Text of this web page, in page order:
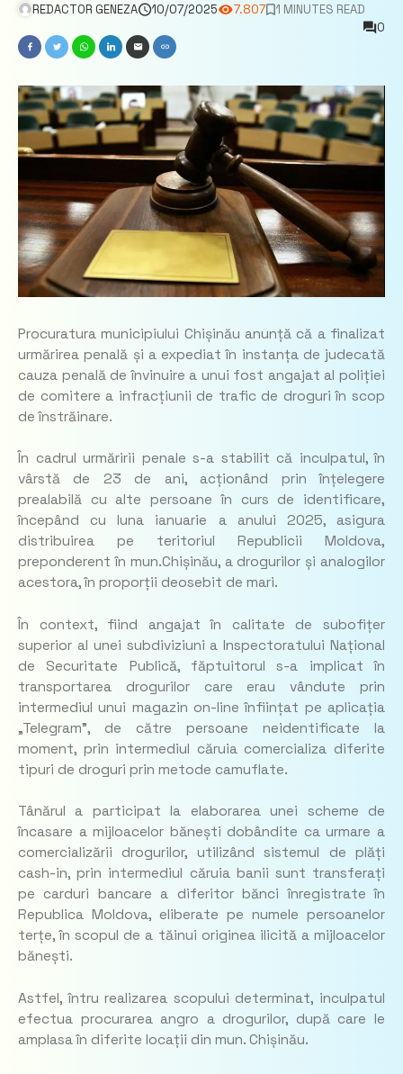
REDACTOR GENEZA 10/07/2025 7.807
1 MINUTES READ
0
Procuratura municipiului Chișinău anunță că a finalizat
urmărirea penală și a expediat în instanța de judecată
cauza penală de învinuire a unui fost angajat al poliției
de comitere a infracțiunii de trafic de droguri în scop
de înstrăinare.
În cadrul urmăririi penale s-a stabilit că inculpatul, în
vârstă de 23 de ani, acționând prin înțelegere
prealabilă cu alte persoane în curs de identificare,
începând cu luna ianuarie a anului 2025, asigura
distribuirea pe teritoriul Republicii Moldova,
preponderent în mun.Chișinău, a drogurilor și analogilor
acestora, în proporții deosebit de mari.
În context, fiind angajat în calitate de subofițer
superior al unei subdiviziuni a Inspectoratului Național
de Securitate Publică, făptuitorul s-a implicat în
transportarea drogurilor care erau vândute prin
intermediul unui magazin on-line înființat pe aplicația
„Telegram”, de către persoane neidentificate la
moment, prin intermediul căruia comercializa diferite
tipuri de droguri prin metode camuflate.
Tânărul a participat la elaborarea unei scheme de
încasare a mijloacelor bănești dobândite ca urmare a
comercializării drogurilor, utilizând sistemul de plăți
cash-in, prin intermediul căruia banii sunt transferați
pe carduri bancare a diferitor bănci înregistrate în
Republica Moldova, eliberate pe numele persoanelor
terțe, în scopul de a tăinui originea ilicită a mijloacelor
bănești.
Astfel, întru realizarea scopului determinat, inculpatul
efectua procurarea angro a drogurilor, după care le
amplasa în diferite locații din mun. Chișinău.